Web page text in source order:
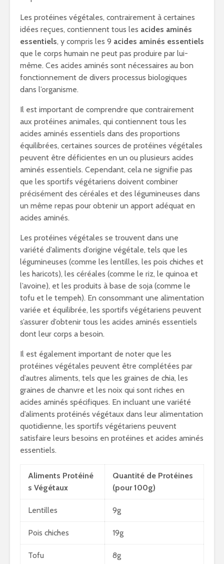
Les protéines végétales, contrairement à certaines
idées reçues, contiennent tous les acides aminés
essentiels, y compris les 9 acides aminés essentiels
que le corps humain ne peut pas produire par lui-
même. Ces acides aminés sont nécessaires au bon
fonctionnement de divers processus biologiques
dans l’organisme.
Il est important de comprendre que contrairement
aux protéines animales, qui contiennent tous les
acides aminés essentiels dans des proportions
équilibrées, certaines sources de protéines végétales
peuvent être déficientes en un ou plusieurs acides
aminés essentiels. Cependant, cela ne signifie pas
que les sportifs végétariens doivent combiner
précisément des céréales et des légumineuses dans
un même repas pour obtenir un apport adéquat en
acides aminés.
Les protéines végétales se trouvent dans une
variété d’aliments d’origine végétale, tels que les
légumineuses (comme les lentilles, les pois chiches et
les haricots), les céréales (comme le riz, le quinoa et
l’avoine), et les produits à base de soja (comme le
tofu et le tempeh). En consommant une alimentation
variée et équilibrée, les sportifs végétariens peuvent
s’assurer d’obtenir tous les acides aminés essentiels
dont leur corps a besoin.
Il est également important de noter que les
protéines végétales peuvent être complétées par
d’autres aliments, tels que les graines de chia, les
graines de chanvre et les noix qui sont riches en
acides aminés spécifiques. En incluant une variété
d’aliments protéinés végétaux dans leur alimentation
quotidienne, les sportifs végétariens peuvent
satisfaire leurs besoins en protéines et acides aminés
essentiels.
Aliments Protéiné
s Végétaux
Quantité de Protéines
(pour 100g)
Lentilles 9g
Pois chiches 19g
Tofu 8g